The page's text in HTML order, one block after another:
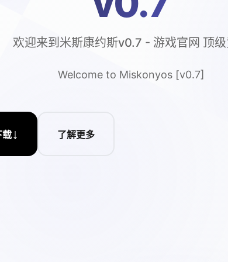
欢迎来到米斯康约斯v0.7 - 游戏官网 顶
Welcome to Miskonyos [v0.7]
载↓ 了解更多